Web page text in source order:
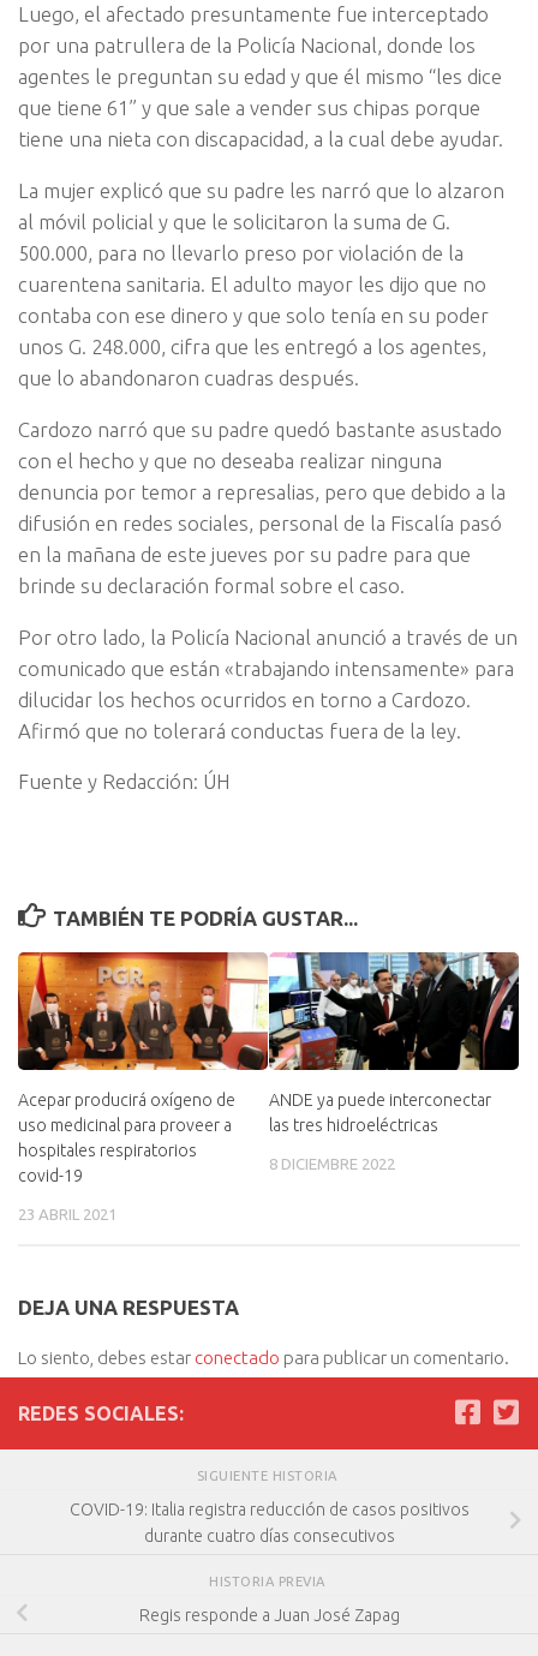
Luego, el afectado presuntamente fue interceptado
por una patrullera de la Policía Nacional, donde los
agentes le preguntan su edad y que él mismo “les dice
que tiene 61” y que sale a vender sus chipas porque
tiene una nieta con discapacidad, a la cual debe ayudar.
La mujer explicó que su padre les narró que lo alzaron
al móvil policial y que le solicitaron la suma de G.
500.000, para no llevarlo preso por violación de la
cuarentena sanitaria. El adulto mayor les dijo que no
contaba con ese dinero y que solo tenía en su poder
unos G. 248.000, cifra que les entregó a los agentes,
que lo abandonaron cuadras después.
Cardozo narró que su padre quedó bastante asustado
con el hecho y que no deseaba realizar ninguna
denuncia por temor a represalias, pero que debido a la
difusión en redes sociales, personal de la Fiscalía pasó
en la mañana de este jueves por su padre para que
brinde su declaración formal sobre el caso.
Por otro lado, la Policía Nacional anunció a través de un
comunicado que están «trabajando intensamente» para
dilucidar los hechos ocurridos en torno a Cardozo.
Afirmó que no tolerará conductas fuera de la ley.
Fuente y Redacción: ÚH
TAMBIÉN TE PODRÍA GUSTAR...
Acepar producirá oxígeno de
uso medicinal para proveer a
hospitales respiratorios
covid-19
23 ABRIL 2021
ANDE ya puede interconectar
las tres hidroeléctricas
8 DICIEMBRE 2022
DEJA UNA RESPUESTA
Lo siento, debes estar conectado para publicar un comentario.
REDES SOCIALES:
SIGUIENTE HISTORIA
COVID-19: Italia registra reducción de casos positivos
durante cuatro días consecutivos
HISTORIA PREVIA
Regis responde a Juan José Zapag